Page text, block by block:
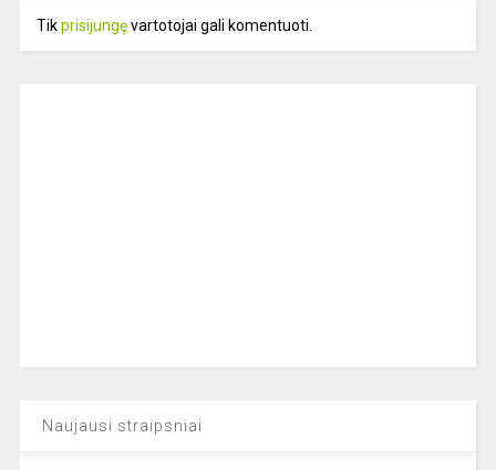
Tikprisijungęvartotojai gali komentuoti.
Naujausi straipsniai